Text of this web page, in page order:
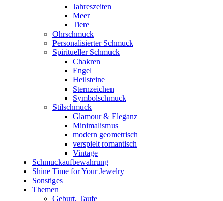
Jahreszeiten
Meer
Tiere
Ohrschmuck
Personalisierter Schmuck
Spiritueller Schmuck
Chakren
Engel
Heilsteine
Sternzeichen
Symbolschmuck
Stilschmuck
Glamour & Eleganz
Minimalismus
modern geometrisch
verspielt romantisch
Vintage
Schmuckaufbewahrung
Shine Time for Your Jewelry
Sonstiges
Themen
Geburt, Taufe